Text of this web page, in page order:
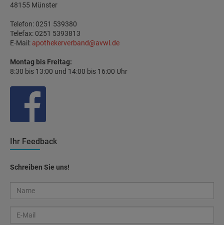
48155 Münster
Telefon: 0251 539380
Telefax: 0251 5393813
E-Mail: apothekerverband@avwl.de
Montag bis Freitag:
8:30 bis 13:00 und 14:00 bis 16:00 Uhr
Ihr Feedback
Schreiben Sie uns!